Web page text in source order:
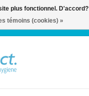
0 Articles
plus fonctionnel. D'accord?
témoins (cookies) »